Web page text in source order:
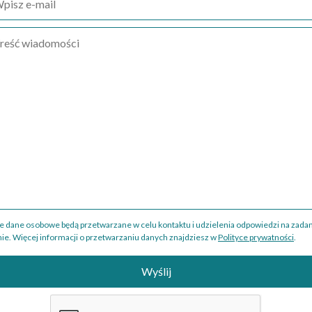
dane osobowe będą przetwarzane w celu kontaktu i udzielenia odpowiedzi na
Więcej informacji o przetwarzaniu danych znajdziesz wPolityce prywatności